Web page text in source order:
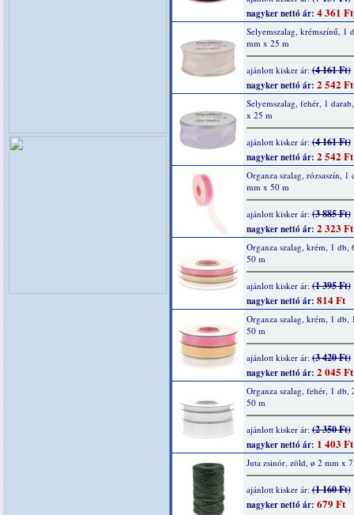
nagyker nettó ár: 4 361 Ft
Selyemszalag, krémszínű, 1
mm x 25 m
ajánlott kisker ár:(4 161 Ft)
nagyker nettó ár: 2 542 Ft
Selyemszalag, fehér, 1
x 25 m
ajánlott kisker ár:(4 161 Ft)
nagyker nettó ár: 2 542 Ft
Organza szalag, rózsaszín, 1
mm x 50 m
ajánlott kisker ár:(3 885 Ft)
nagyker nettó ár: 2 323 Ft
Organza szalag, krém, 1 db,
50 m
ajánlott kisker ár:(1 395 Ft)
nagyker nettó ár: 814 Ft
Organza szalag, krém, 1 db,
50 m
ajánlott kisker ár:(3 420 Ft)
nagyker nettó ár: 2 045 Ft
Organza szalag, fehér, 1 db,
50 m
ajánlott kisker ár:(2 350 Ft)
nagyker nettó ár: 1 403 Ft
Juta zsinór, zöld, ø 2 mm x
ajánlott kisker ár:(1 160 Ft)
nagyker nettó ár: 679 Ft